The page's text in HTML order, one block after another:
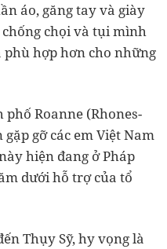
áo, găng tay và giày
chọi và tụi mình
hợp hơn cho những
Roanne (Rhones-
gỡ các em Việt Nam
hiện đang ở Pháp
dưới hỗ trợ của tổ
Thụy Sỹ, hy vọng là